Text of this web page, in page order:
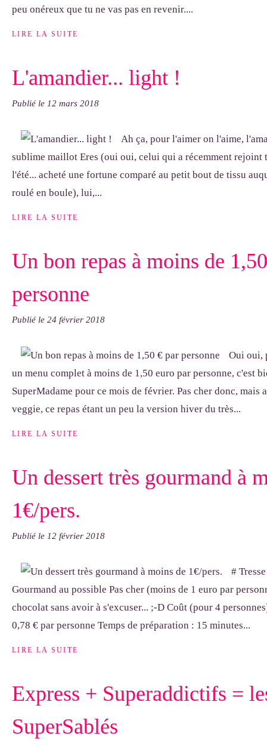
peu onéreux que tu ne vas pas en revenir....
LIRE LA SUITE
L'amandier... light !
Publié le 12 mars 2018
Ah ça, pour l'aimer on l'aime,
sublime maillot Eres (oui oui, celui qui a récemment rejoint
l'été... acheté une fortune comparé au petit bout de tissu
roulé en boule), lui,...
LIRE LA SUITE
Un bon repas à moins de
personne
Publié le 24 février 2018
Oui oui,
un menu complet à moins de 1,50 euro par personne, c'est
SuperMadame pour ce mois de février. Pas cher donc,
veggie, ce repas étant un peu la version hiver du très...
LIRE LA SUITE
Un dessert très gourmand à
1€/pers.
Publié le 12 février 2018
#
Gourmand au possible Pas cher (moins de 1 euro par
chocolat sans avoir à s'excuser... ;-D Coût (pour 4
0,78 € par personne Temps de préparation : 15 minutes...
LIRE LA SUITE
Express + Superaddictifs =
SuperSablés